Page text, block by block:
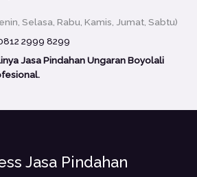
Selasa, Rabu, Kamis, Jumat, Sabtu)
2999 8299
Jasa Pindahan Ungaran Boyolali
Jasa Pindahan